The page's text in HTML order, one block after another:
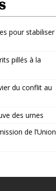
pour stabiliser
pillés à la
du conflit au
des urnes
de l’Union